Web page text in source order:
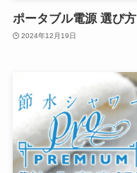
ポータブル電源 選び方
2024年12月19日